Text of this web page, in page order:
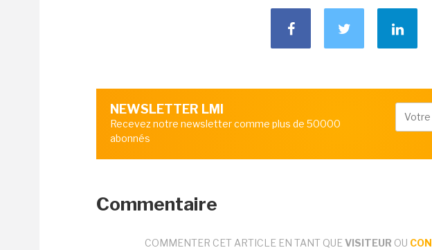
NEWSLETTER LMI
Recevez notre newsletter comme plus de 50000
abonnés
Commentaire
COMMENTER CET ARTICLE EN TANT QUE VISITEUR OU